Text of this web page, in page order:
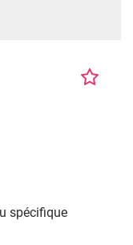
spécifique